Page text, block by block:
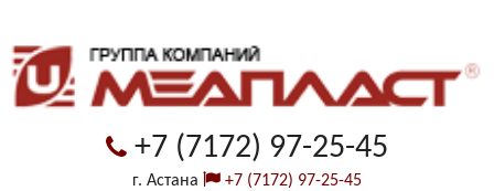
+7 (7172) 97-25-45
г. Астана
+7 (7172) 97-25-45